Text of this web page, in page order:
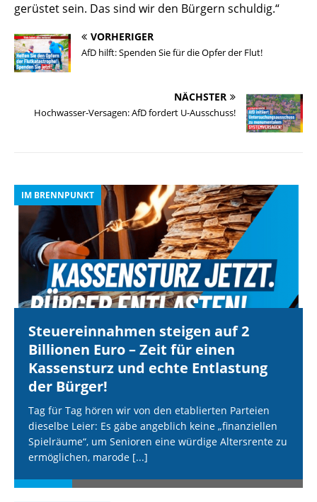
gerüstet sein. Das sind wir den Bürgern schuldig.“
VORHERIGER
AfD hilft: Spenden Sie für die Opfer der Flut!
NÄCHSTER
Hochwasser-Versagen: AfD fordert U-Ausschuss!
IM BRENNPUNKT
Steuereinnahmen steigen auf 2
Billionen Euro – Zeit für einen
Kassensturz und echte Entlastung
der Bürger!
Tag für Tag hören wir von den etablierten Parteien
dieselbe Leier: Es gäbe angeblich keine „finanziellen
Spielräume“, um Senioren eine würdige Altersrente zu
ermöglichen, marode [...]